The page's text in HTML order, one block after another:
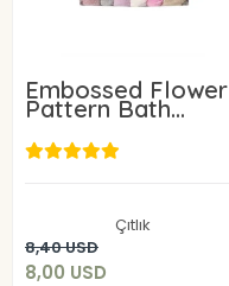
Embossed Flower
Pattern Bath
Towel
Çıtlık
8,40 USD
8,00 USD
Add to cart